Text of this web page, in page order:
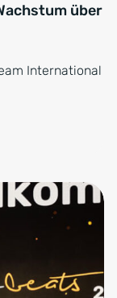
über
International